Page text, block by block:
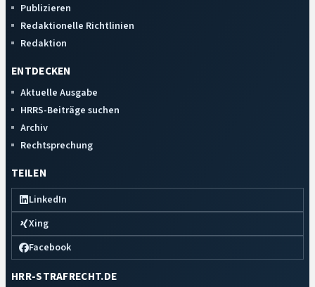
Publizieren
Redaktionelle Richtlinien
Redaktion
ENTDECKEN
Aktuelle Ausgabe
HRRS-Beiträge suchen
Archiv
Rechtsprechung
TEILEN
LinkedIn
Xing
Facebook
HRR-STRAFRECHT.DE